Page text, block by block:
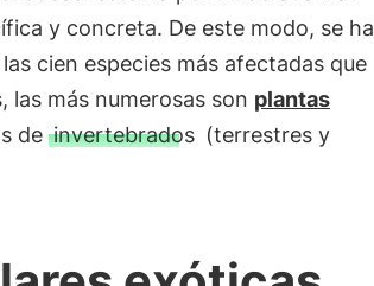
y concreta. De este modo, se ha
cien especies más afectadas que
las más numerosas son plantas
de invertebrados (terrestres y